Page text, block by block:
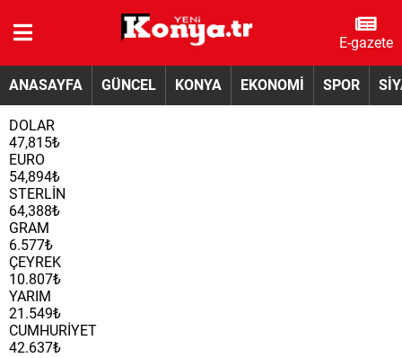
E-gazete
ANASAYFA GÜNCEL KONYA EKONOMİ SPOR
DOLAR
47,815₺
EURO
54,894₺
STERLİN
64,388₺
GRAM
6.577₺
ÇEYREK
10.807₺
YARIM
21.549₺
CUMHURİYET
42.637₺